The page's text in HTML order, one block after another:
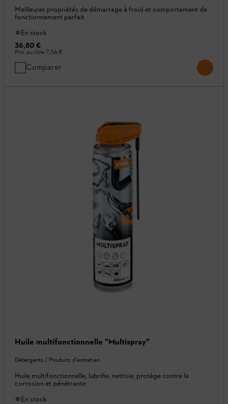
Meilleures propriétés de démarrage à froid et comportement de
fonctionnement parfait
En stock
36,80 €
Prix au litre7,36 €
Comparer
Huile multifonctionnelle "Multispray"
Détergents / Produits d’entretien
Huile multifonctionnelle, lubrifie, nettoie, protège contre la
corrosion et pénétrante
En stock